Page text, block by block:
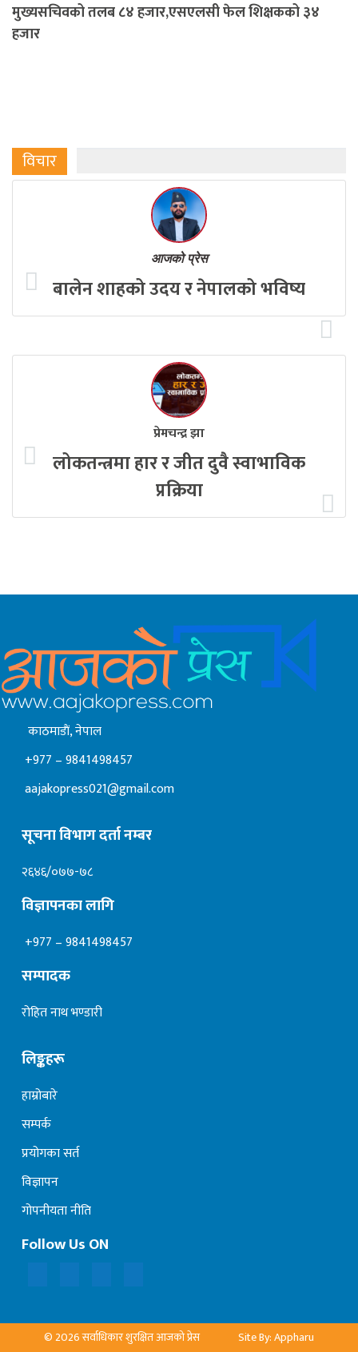
मुख्यसचिवको तलब ८४ हजार,एसएलसी फेल शिक्षकको ३४
हजार
विचार
आजको प्रेस
बालेन शाहको उदय र नेपालको भविष्य
प्रेमचन्द्र झा
लोकतन्त्रमा हार र जीत दुवै स्वाभाविक
प्रक्रिया
काठमाडाैं, नेपाल
+977 – 9841498457
aajakopress021@gmail.com
सूचना विभाग दर्ता नम्बर
२६४६/०७७-७८
विज्ञापनका लागि
+977 – 9841498457
सम्पादक
रोहित नाथ भण्डारी
लिङ्कहरू
हाम्रोबारे
सम्पर्क
प्रयोगका सर्त
विज्ञापन
गोपनीयता नीति
Follow Us ON
© 2026 सर्वाधिकार शुरक्षित आजको प्रेस Site By: Appharu